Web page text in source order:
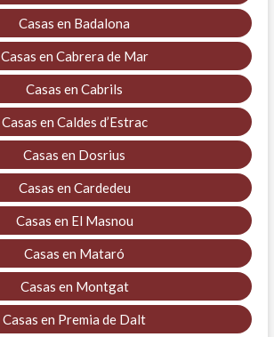
Casas en Badalona
Casas en Cabrera de Mar
Casas en Cabrils
Casas en Caldes d’Estrac
Casas en Dosrius
Casas en Cardedeu
Casas en El Masnou
Casas en Mataró
Casas en Montgat
Casas en Premia de Dalt